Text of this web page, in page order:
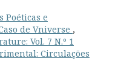
Poéticas e
de Vniverse ,
Vol. 7 N.º 1
Circulações